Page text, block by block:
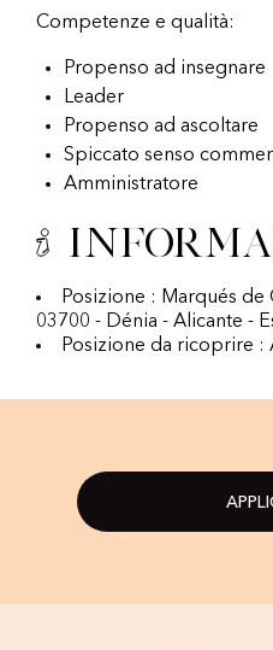
Competenze e qualità:
Propenso ad insegnare
Leader
Propenso ad ascoltare
Spiccato senso
Amministratore
Posizione : Marqués de
03700 - Dénia - Alicante -
Posizione da ricoprire :